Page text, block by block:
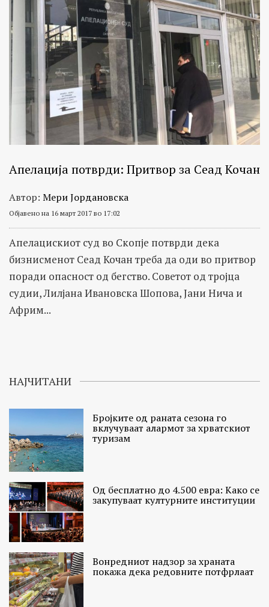
Апелација потврди: Притвор за Сеад Кочан
Автор: Мери Јордановска
Објавено на 16 март 2017 во 17:02
Апелацискиот суд во Скопје потврди дека
бизнисменот Сеад Кочан треба да оди во притвор
поради опасност од бегство. Советот од тројца
судии, Лилјана Ивановска Шопова, Јани Нича и
Африм...
НАЈЧИТАНИ
Бројките од раната сезона го
вклучуваат алармот за хрватскиот
туризам
Од бесплатно до 4.500 евра: Како се
закупуваат културните институции
Вонредниот надзор за храната
покажа дека редовните потфрлаат